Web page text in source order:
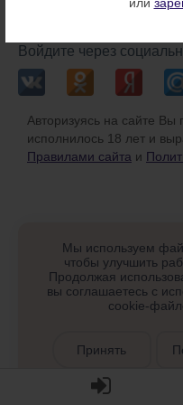
Войдите через
Авторизуясь на сайте Вы
исполнилось 18 лет и
Правилами сайта и
Мы используем
чтобы улучшить
Продолжая
вы соглашаетесь с
cookie-
Принять